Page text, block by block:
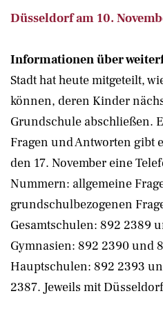
Düsseldorf am 10.
Informationen über
Stadt hat heute mitgeteilt,
können, deren Kinder
Grundschule abschließen.
Fragen und Antworten gibt
den 17. November eine
Nummern: allgemeine
grundschulbezogenen
Gesamtschulen: 892 2389
Gymnasien: 892 2390 und
Hauptschulen: 892 2393
2387. Jeweils mit